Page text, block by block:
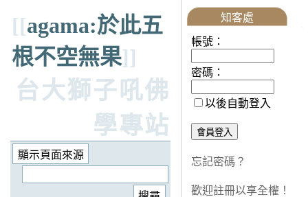
[[agama:於此五
根不空無果]]
台大獅子吼佛
學專站
知客處
帳號：
密碼：
以後自動登入
忘記密碼？
歡迎註冊以享全權！